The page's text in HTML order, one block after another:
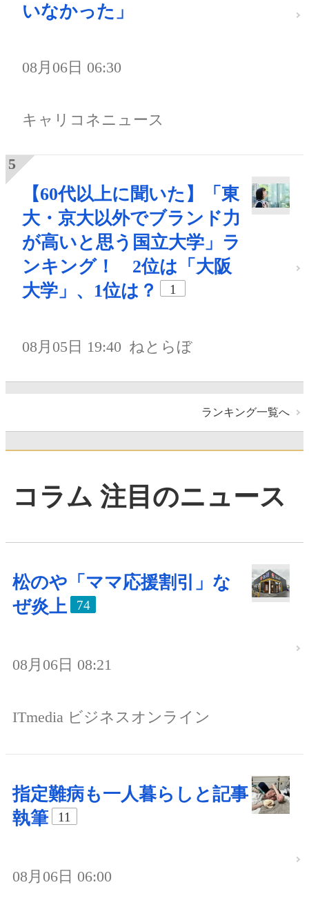
いなかった」
08月06日 06:30
キャリコネニュース
【60代以上に聞いた】「東
大・京大以外でブランド力
が高いと思う国立大学」ラ
ンキング！ 2位は「大阪
大学」、1位は？
1
08月05日 19:40 ねとらぼ
ランキング一覧へ
コラム 注目のニュース
松のや「ママ応援割引」な
ぜ炎上
74
08月06日 08:21
ITmedia ビジネスオンライン
指定難病も一人暮らしと記事
執筆
11
08月06日 06:00